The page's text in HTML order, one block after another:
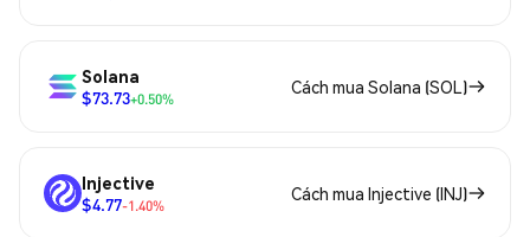
Solana
$73.73+0.50%
Cách mua Solana (SOL)
Injective
$4.77-1.40%
Cách mua Injective (INJ)